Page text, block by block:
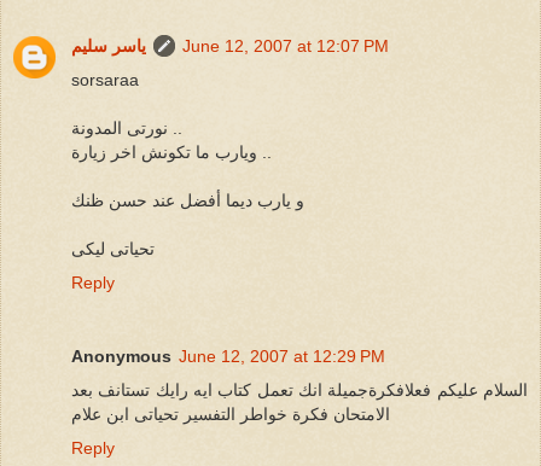
ياسر سليم
June 12, 2007 at 12:07 PM
sorsaraa
و يارب ديما أفضل عند حسن ظنك
تحياتى ليكى
Reply
Anonymous June 12, 2007 at 12:29 PM
السلام عليكم فعلافكرةجميلة انك تعمل كتاب ايه رايك تستانف بعد
الامتحان فكرة خواطر التفسير تحياتى ابن علام
Reply